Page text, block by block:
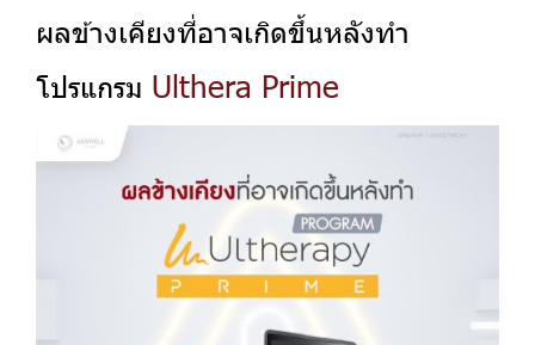
ผลข้างเคียงที่อาจเกิดขึ้นหลังทำ
โปรแกรม Ulthera Prime